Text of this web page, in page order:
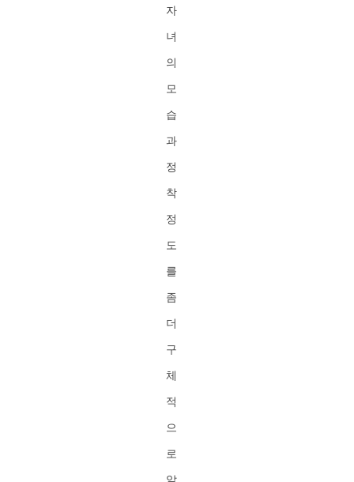
자
녀
의
모
습
과
정
착
정
도
를
좀
더
구
체
적
으
로
알